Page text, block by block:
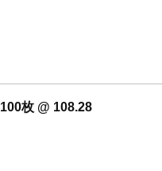
100枚 @ 108.28